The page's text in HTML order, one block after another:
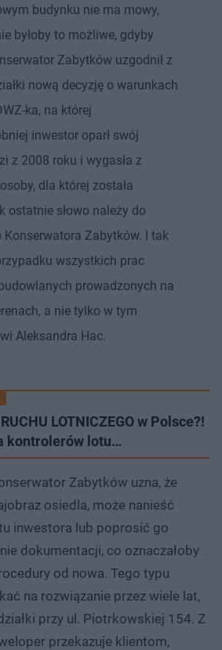
budynku nie ma mowy,
byłoby to możliwe, gdyby
Zabytków uzgodnił z
nową decyzję o warunkach
ka, na której
inwestor oparł swój
z 2008 roku i wygasła z
dla której została
ostatnie słowo należy do
Konserwatora Zabytków. I tak
wszystkich prac
prowadzonych na
a nie tylko w tym
Aleksandra Hac.
LOTNICZEGO w Polsce?!
kontrolerów lotu…
Zabytków uzna, że
osiedla, może nanieść
inwestora lub poprosić go
dokumentacji, co oznaczałoby
od nowa. Tego typu
na rozwiązanie przez wiele lat,
przy ul. Piotrkowskiej 154. Z
przekazuje klientom,